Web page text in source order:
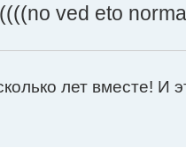
ved eto
лет вместе! И